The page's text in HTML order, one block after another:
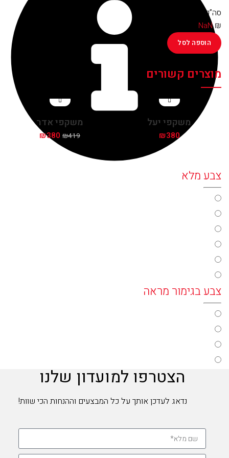
צבע מלא
color17
color31
color33
color37
color29
color35
צבע בגימור מראה
color19
color39
color47
צבע מדורג
color51
סה”כ
₪
NaN
הוספה לסל
מוצרים קשורים
משקפי יעל
₪380
משקפי אדר
₪419
₪380
הצטרפו למועדון שלנו
נדאג לעדכן אותך על כל המבצעים וההנחות הכי שוות!